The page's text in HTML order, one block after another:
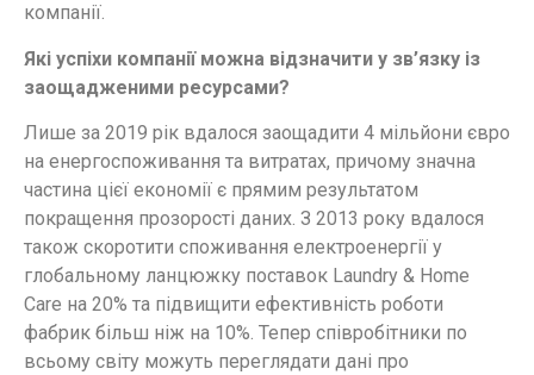
компанії.
Які успіхи компанії можна відзначити у зв’язку із
заощадженими ресурсами?
Лише за 2019 рік вдалося заощадити 4 мільйони євро
на енергоспоживання та витратах, причому значна
частина цієї економії є прямим результатом
покращення прозорості даних. З 2013 року вдалося
також скоротити споживання електроенергії у
глобальному ланцюжку поставок Laundry & Home
Care на 20% та підвищити ефективність роботи
фабрик більш ніж на 10%. Тепер співробітники по
всьому світу можуть переглядати дані про